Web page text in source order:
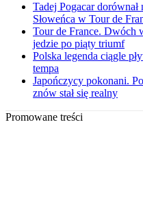
Tadej Pogacar
Słoweńca w Tour de
Tour de France. Dwóch
jedzie po piąty triumf
Polska legenda ciągle
tempa
Japończycy pokonani.
znów stał się realny
Promowane treści